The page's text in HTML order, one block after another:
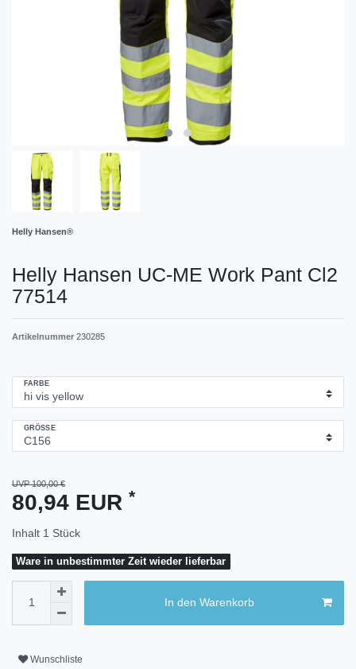
Helly Hansen®
Helly Hansen UC-ME Work Pant Cl2
77514
Artikelnummer 230285
FARBE
GRÖSSE
UVP 100,00 €
80,94 EUR *
Inhalt 1 Stück
Ware in unbestimmter Zeit wieder lieferbar
In den Warenkorb
Wunschliste